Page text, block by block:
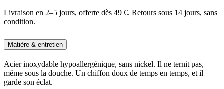
Livraison en 2–5 jours, offerte dès 49 €. Retours sous 14 jours, sans
condition.
Matière & entretien
Acier inoxydable hypoallergénique, sans nickel. Il ne ternit pas,
même sous la douche. Un chiffon doux de temps en temps, et il
garde son éclat.